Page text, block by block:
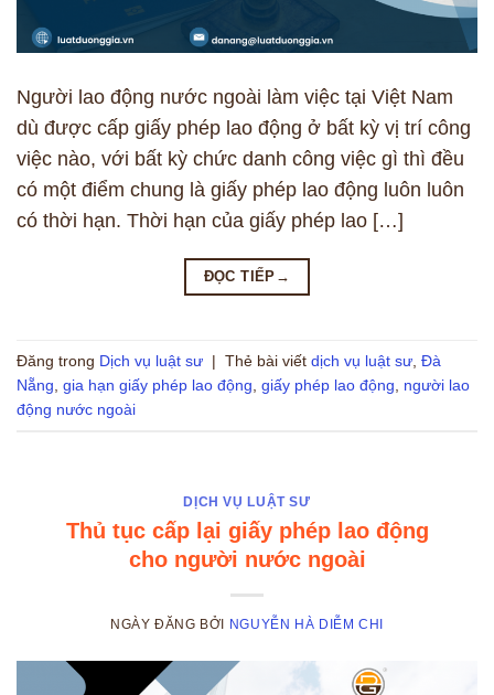
Người lao động nước ngoài làm việc tại Việt Nam
dù được cấp giấy phép lao động ở bất kỳ vị trí công
việc nào, với bất kỳ chức danh công việc gì thì đều
có một điểm chung là giấy phép lao động luôn luôn
có thời hạn. Thời hạn của giấy phép lao […]
ĐỌC TIẾP →
Đăng trong Dịch vụ luật sư | Thẻ bài viết dịch vụ luật sư Đà
Nẵng gia hạn giấy phép lao động giấy phép lao động
người lao
động nước ngoài
DỊCH VỤ LUẬT SƯ
Thủ tục cấp lại giấy phép lao động
cho người nước ngoài
NGÀY ĐĂNG BỞI NGUYỄN HÀ DIỄM CHI